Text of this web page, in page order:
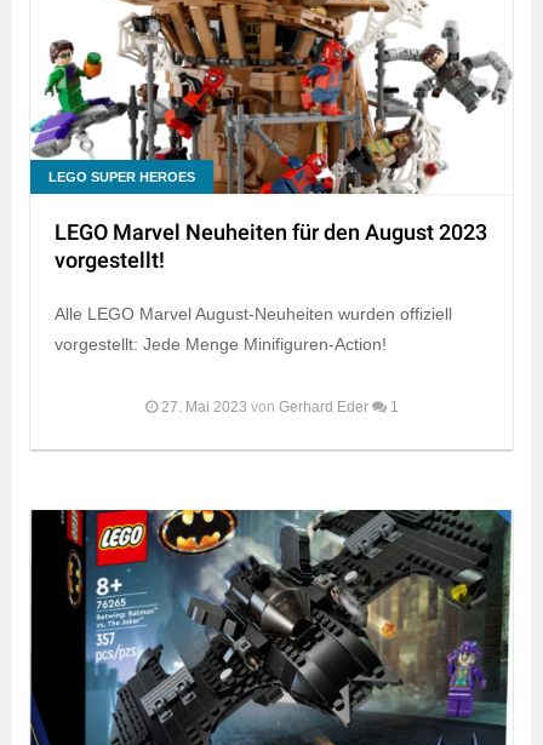
LEGO SUPER HEROES
LEGO Marvel Neuheiten für den August 2023
vorgestellt!
Alle LEGO Marvel August-Neuheiten wurden offiziell
vorgestellt: Jede Menge Minifiguren-Action!
27. Mai 2023 von Gerhard Eder 1